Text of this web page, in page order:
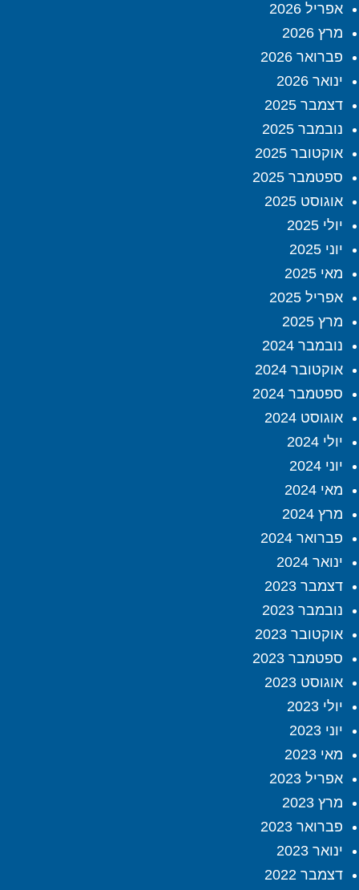
אפריל 2026
מרץ 2026
פברואר 2026
ינואר 2026
דצמבר 2025
נובמבר 2025
אוקטובר 2025
ספטמבר 2025
אוגוסט 2025
יולי 2025
יוני 2025
מאי 2025
אפריל 2025
מרץ 2025
נובמבר 2024
אוקטובר 2024
ספטמבר 2024
אוגוסט 2024
יולי 2024
יוני 2024
מאי 2024
מרץ 2024
פברואר 2024
ינואר 2024
דצמבר 2023
נובמבר 2023
אוקטובר 2023
ספטמבר 2023
אוגוסט 2023
יולי 2023
יוני 2023
מאי 2023
אפריל 2023
מרץ 2023
פברואר 2023
ינואר 2023
דצמבר 2022